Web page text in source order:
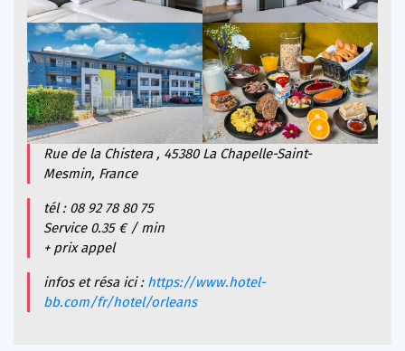
Rue de la Chistera , 45380 La Chapelle-Saint-
Mesmin, France
tél : 08 92 78 80 75
Service 0.35 € / min
+ prix appel
infos et résa ici : https://www.hotel-
bb.com/fr/hotel/orleans